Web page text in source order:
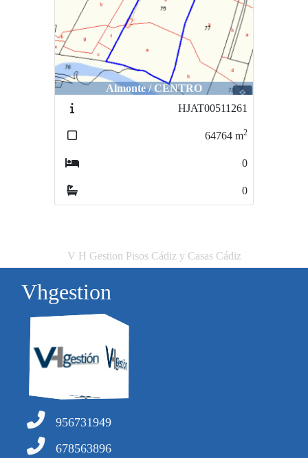
Almonte / CENTRO
HJAT00511261
64764 m2
0
0
V H Gestion Pisos Cádiz y Casas Cádiz
Vhgestion
956731949
678563896